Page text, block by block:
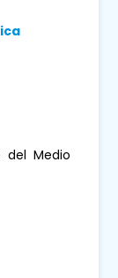
del Medio